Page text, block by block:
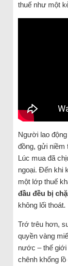
thuế như một
Người lao
đồng, gửi niềm
Lúc mua đã
ngoại. Đến khi
một lớp thuế
đầu đều bị
không lối thoát.
Trớ trêu hơn,
quyền vàng
nước – thế giới
chênh khổng